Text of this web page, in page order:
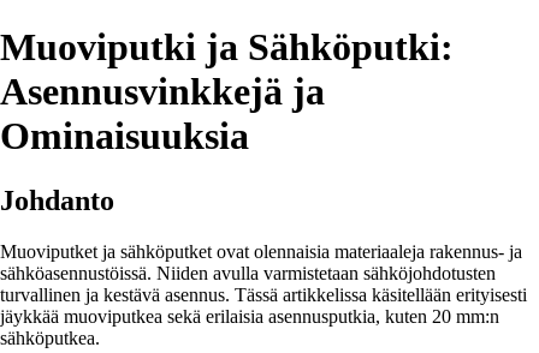
Muoviputki ja Sähköputki:
Asennusvinkkejä ja
Ominaisuuksia
Johdanto
Muoviputket ja sähköputket ovat olennaisia materiaaleja rakennus- ja
sähköasennustöissä. Niiden avulla varmistetaan sähköjohdotusten
turvallinen ja kestävä asennus. Tässä artikkelissa käsitellään erityisesti
jäykkää muoviputkea sekä erilaisia asennusputkia, kuten 20 mm:n
sähköputkea.